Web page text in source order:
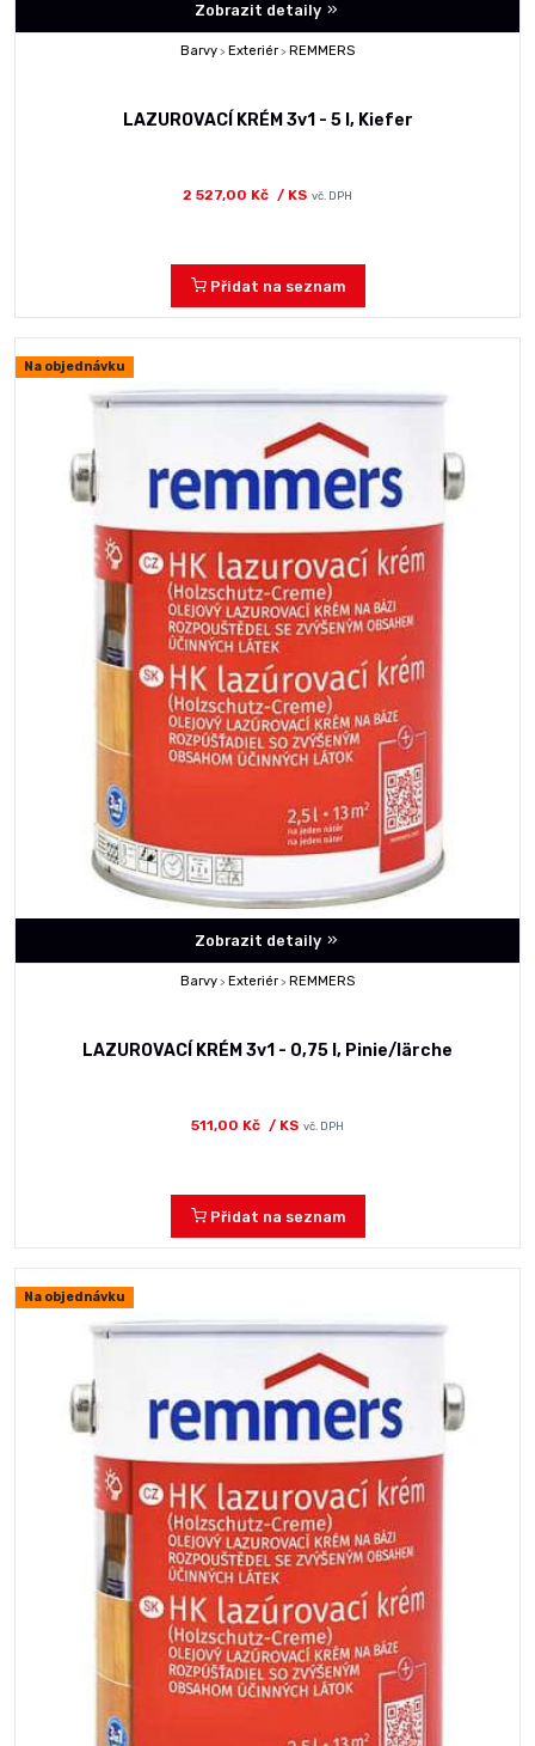
Zobrazit detaily
Barvy>Exteriér>REMMERS
LAZUROVACÍ KRÉM 3v1 - 5 l, Kiefer
2 527,00 Kč / KS vč. DPH
Přidat na seznam
Na objednávku
Zobrazit detaily
Barvy>Exteriér>REMMERS
LAZUROVACÍ KRÉM 3v1 - 0,75 l, Pinie/lärche
511,00 Kč / KS vč. DPH
Přidat na seznam
Na objednávku